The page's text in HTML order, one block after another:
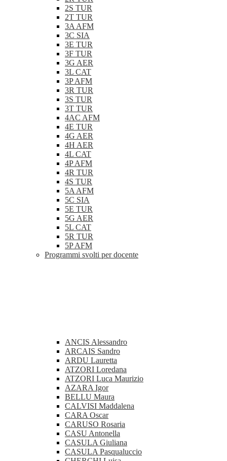
2S TUR
2T TUR
3A AFM
3C SIA
3E TUR
3F TUR
3G AER
3L CAT
3P AFM
3R TUR
3S TUR
3T TUR
4AC AFM
4E TUR
4G AER
4H AER
4L CAT
4P AFM
4R TUR
4S TUR
5A AFM
5C SIA
5E TUR
5G AER
5L CAT
5R TUR
5P AFM
Programmi svolti per docente
ANCIS Alessandro
ARCAIS Sandro
ARDU Lauretta
ATZORI Loredana
ATZORI Luca Maurizio
AZARA Igor
BELLU Maura
CALVISI Maddalena
CARA Oscar
CARUSO Rosaria
CASU Antonella
CASULA Giuliana
CASULA Pasqualuccio